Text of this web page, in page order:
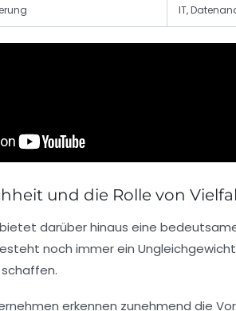
IT,
und die Rolle von
darüber hinaus eine
noch immer ein
erkennen zunehmend die